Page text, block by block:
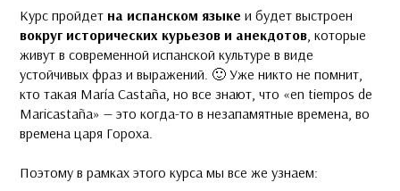
Курс пройдет на испанском языке и будет выстроен
вокруг исторических курьезов и анекдотов, которые
живут в современной испанской культуре в виде
устойчивых фраз и выражений. 🙂 Уже никто не помнит,
кто такая María Castaña, но все знают, что «en tiempos de
Maricastaña» — это когда-то в незапамятные времена, во
времена царя Гороха.
Поэтому в рамках этого курса мы все же узнаем: